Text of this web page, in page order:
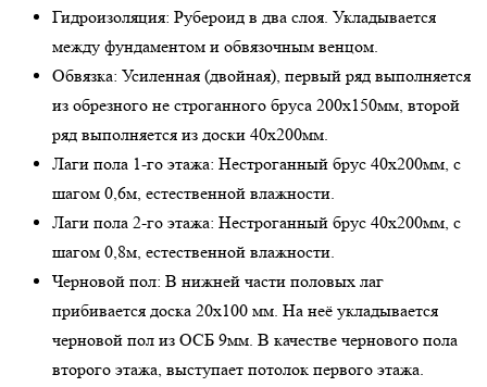
Гидроизоляция: Рубероид в два слоя. Укладывается
между фундаментом и обвязочным венцом.
Обвязка: Усиленная (двойная), первый ряд выполняется
из обрезного не строганного бруса 200х150мм, второй
ряд выполняется из доски 40х200мм.
Лаги пола 1-го этажа: Нестроганный брус 40х200мм, с
шагом 0,6м, естественной влажности.
Лаги пола 2-го этажа: Нестроганный брус 40х200мм, с
шагом 0,8м, естественной влажности.
Черновой пол: В нижней части половых лаг
прибивается доска 20х100 мм. На неё укладывается
черновой пол из ОСБ 9мм. В качестве чернового пола
второго этажа, выступает потолок первого этажа.